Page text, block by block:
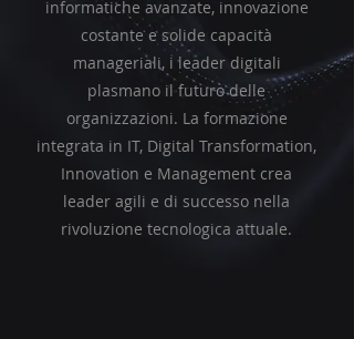
informatiche avanzate, innovazione
costante e solide capacità
manageriali, i leader digitali
plasmano il futuro delle
organizzazioni. La formazione
integrata in IT, Digital Transformation,
Innovation e Management crea
leader agili e di successo nella
rivoluzione tecnologica attuale.